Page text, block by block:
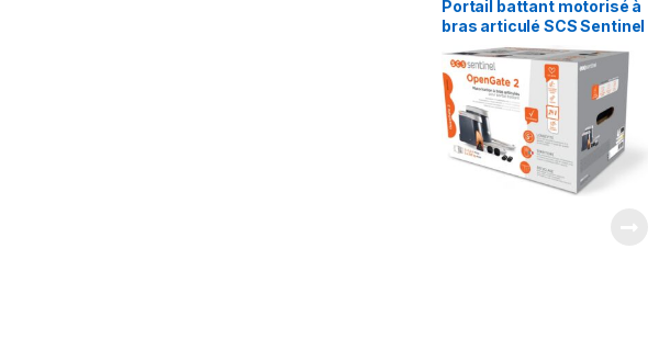
Portail battant motorisé à
bras articulé SCS Sentinel
OpenGate2 500Kg